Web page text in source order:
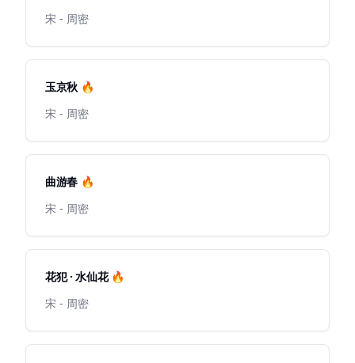
宋 - 周密
玉京秋 🔥
宋 - 周密
曲游春 🔥
宋 - 周密
花犯 · 水仙花 🔥
宋 - 周密